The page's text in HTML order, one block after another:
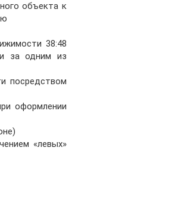
объекта к
38:48
за одним из
посредством
оформлении
«левых»